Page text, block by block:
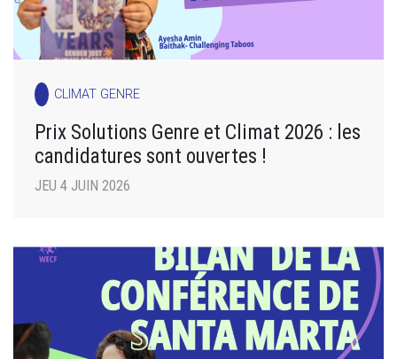
CLIMAT GENRE
Prix Solutions Genre et Climat 2026 : les
candidatures sont ouvertes !
JEU 4 JUIN 2026